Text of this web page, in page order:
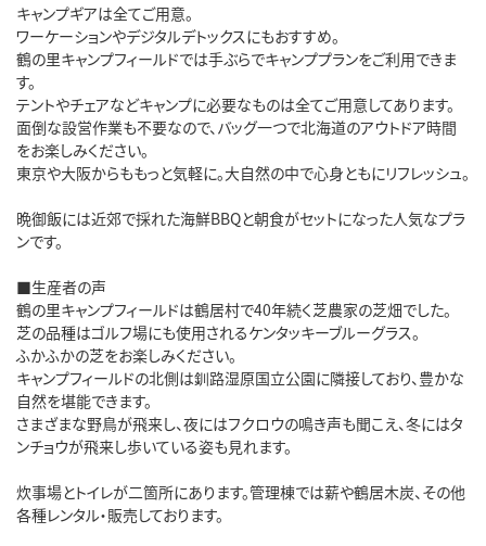
キャンプギアは全てご用意。
ワーケーションやデジタルデトックスにもおすすめ。
鶴の里キャンプフィールドでは手ぶらでキャンププランをご利用できま
す。
テントやチェアなどキャンプに必要なものは全てご用意してあります。
面倒な設営作業も不要なので、バッグ一つで北海道のアウトドア時間
をお楽しみください。
東京や大阪からももっと気軽に。大自然の中で心身ともにリフレッシュ。
晩御飯には近郊で採れた海鮮BBQと朝食がセットになった人気なプラ
ンです。
■生産者の声
鶴の里キャンプフィールドは鶴居村で40年続く芝農家の芝畑でした。
芝の品種はゴルフ場にも使用されるケンタッキーブルーグラス。
ふかふかの芝をお楽しみください。
キャンプフィールドの北側は釧路湿原国立公園に隣接しており、豊かな
自然を堪能できます。
さまざまな野鳥が飛来し、夜にはフクロウの鳴き声も聞こえ、冬にはタ
ンチョウが飛来し歩いている姿も見れます。
炊事場とトイレが二箇所にあります。管理棟では薪や鶴居木炭、その他
各種レンタル・販売しております。